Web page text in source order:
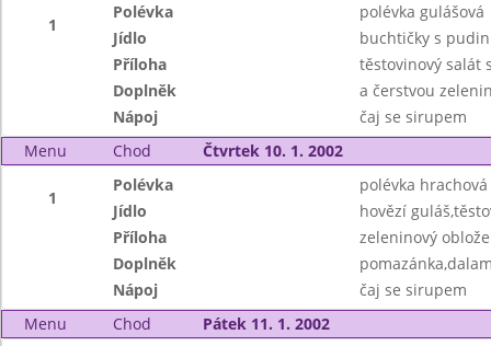
1
Polévka
polévka gulášová
Jídlo
buchtičky s
Příloha
těstovinový salát
Doplněk
a čerstvou
Nápoj
čaj se sirupem
Menu
Chod Čtvrtek 10. 1. 2002
1
Polévka
polévka hrachová
Jídlo
hovězí
Příloha
zeleninový
Doplněk
Nápoj
čaj se sirupem
Menu
Chod Pátek 11. 1. 2002